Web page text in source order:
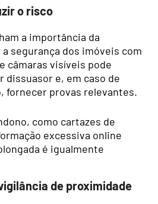
o risco
a importância da
segurança dos imóveis com
câmaras visíveis pode
dissuasor e, em caso de
fornecer provas relevantes.
como cartazes de
excessiva online
é igualmente
de proximidade